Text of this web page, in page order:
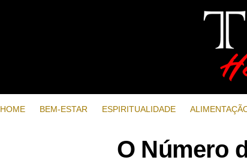
HOME BEM-ESTAR ESPIRITUALIDADE
O Número